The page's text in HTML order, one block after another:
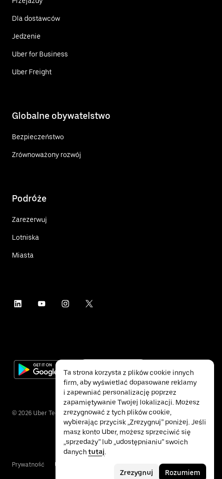
Dla dostawców
Jedzenie
Uber for Business
Uber Freight
Globalne obywatelstwo
Bezpieczeństwo
Zrównoważony rozwój
Podróże
Zarezerwuj
Lotniska
Miasta
© 2026 Uber Technologies Inc.
Prywatność Ułatwienia dostępu
Ta strona korzysta z plików cookie innych
firm, aby wyświetlać dopasowane reklamy
i zapewniać personalizację poprzez
zapamiętywanie Twojej lokalizacji. Możesz
zrezygnować z tych plików cookie,
wybierając przycisk „Zrezygnuj” poniżej. Jeśli
masz konto Uber, możesz sprzeciwić się
„sprzedaży” lub „udostępnianiu” swoich
danychtutaj.
Zrezygnuj Rozumiem